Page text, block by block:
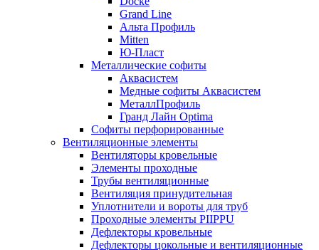
Grand Line
Альта Профиль
Mitten
Ю-Пласт
Металлические софиты
Аквасистем
Медные софиты Аквасистем
МеталлПрофиль
Гранд Лайн Optima
Софиты перфорированные
Вентиляционные элементы
Вентиляторы кровельные
Элементы проходные
Трубы вентиляционные
Вентиляция принудительная
Уплотнители и вороты для труб
Проходные элементы PIIPPU
Дефлекторы кровельные
Дефлекторы цокольные и вентиляционные